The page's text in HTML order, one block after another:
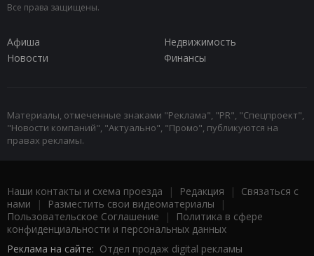
Все права защищены.
Афиша
Недвижимость
Новости
Финансы
Материалы, отмеченные знаками "Реклама", "PR", "Спецпроект",
"Новости компаний", "Актуально", "Промо", публикуются на
правах рекламы.
Наши контакты и схема проезда | Редакция | Связаться с
нами | Разместить свои видеоматериалы |
Пользовательское Соглашение |
Политика в сфере
конфиденциальности и персональных данных
Реклама на сайте: Отдел продаж digital рекламы